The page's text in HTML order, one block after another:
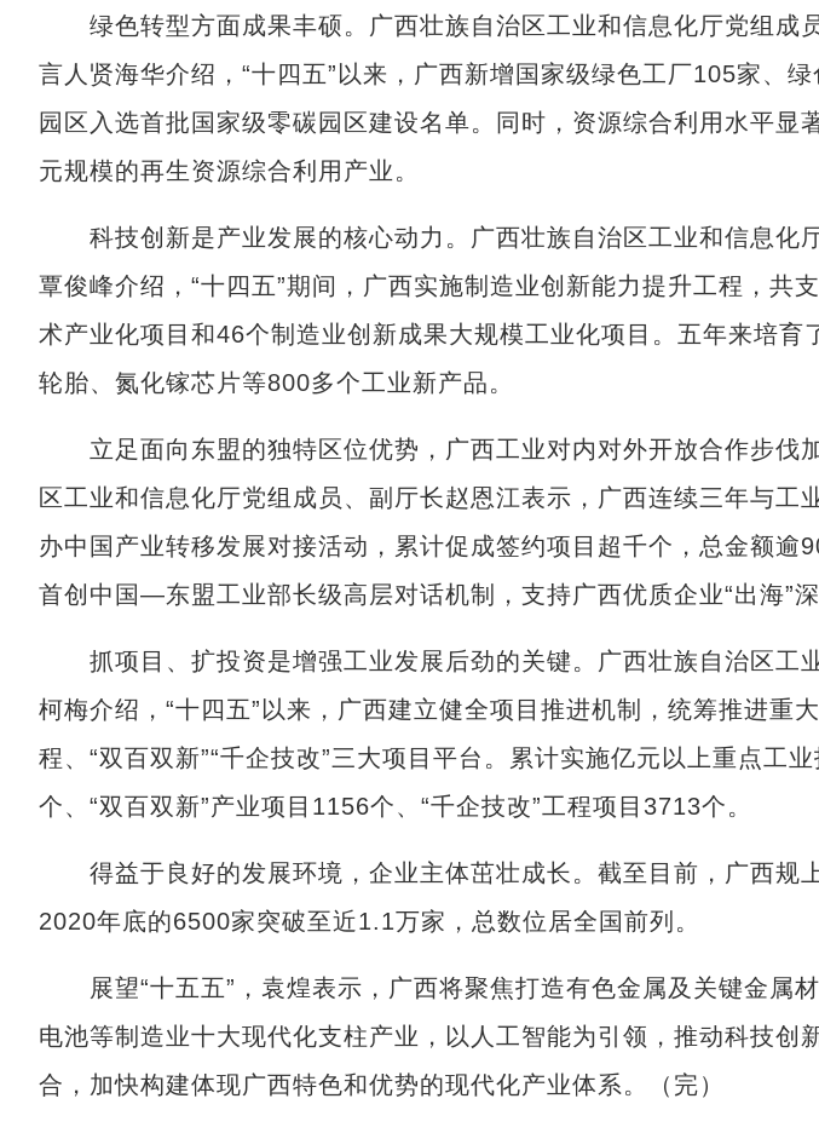
绿色转型方面成果丰硕。广西壮族自治区工业和信息化厅党组成
言人贤海华介绍，“十四五”以来，广西新增国家级绿色工厂105家、
园区入选首批国家级零碳园区建设名单。同时，资源综合利用水平显
元规模的再生资源综合利用产业。
科技创新是产业发展的核心动力。广西壮族自治区工业和信息化
覃俊峰介绍，“十四五”期间，广西实施制造业创新能力提升工程，共
术产业化项目和46个制造业创新成果大规模工业化项目。五年来培育
轮胎、氮化镓芯片等800多个工业新产品。
立足面向东盟的独特区位优势，广西工业对内对外开放合作步伐
区工业和信息化厅党组成员、副厅长赵恩江表示，广西连续三年与工
办中国产业转移发展对接活动，累计促成签约项目超千个，总金额逾
首创中国—东盟工业部长级高层对话机制，支持广西优质企业“出海”深
抓项目、扩投资是增强工业发展后劲的关键。广西壮族自治区工
柯梅介绍，“十四五”以来，广西建立健全项目推进机制，统筹推进重
程、“双百双新”“千企技改”三大项目平台。累计实施亿元以上重点工
个、“双百双新”产业项目1156个、“千企技改”工程项目3713个。
得益于良好的发展环境，企业主体茁壮成长。截至目前，广西规
2020年底的6500家突破至近1.1万家，总数位居全国前列。
展望“十五五”，袁煌表示，广西将聚焦打造有色金属及关键金属材
电池等制造业十大现代化支柱产业，以人工智能为引领，推动科技创
合，加快构建体现广西特色和优势的现代化产业体系。（完）